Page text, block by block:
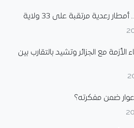
رعدية مرتقبة على 33 ولاية
الأزمة مع الجزائر وتشيد بالتقارب بين
ضمن مفكرته؟